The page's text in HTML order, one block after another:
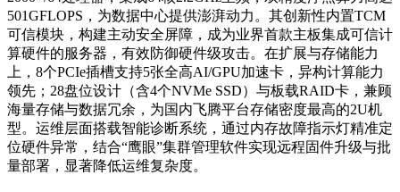
501GFLOPS，为数据中心提供澎湃动力。其创新性内置TCM
可信模块，构建主动安全屏障，成为业界首款主板集成可信计
算硬件的服务器，有效防御硬件级攻击。在扩展与存储能力
上，8个PCIe插槽支持5张全高AI/GPU加速卡，异构计算能力
领先；28盘位设计（含4个NVMe SSD）与板载RAID卡，兼顾
海量存储与数据冗余，为国内飞腾平台存储密度最高的2U机
型。运维层面搭载智能诊断系统，通过内存故障指示灯精准定
位硬件异常，结合“鹰眼”集群管理软件实现远程固件升级与批
量部署，显著降低运维复杂度。